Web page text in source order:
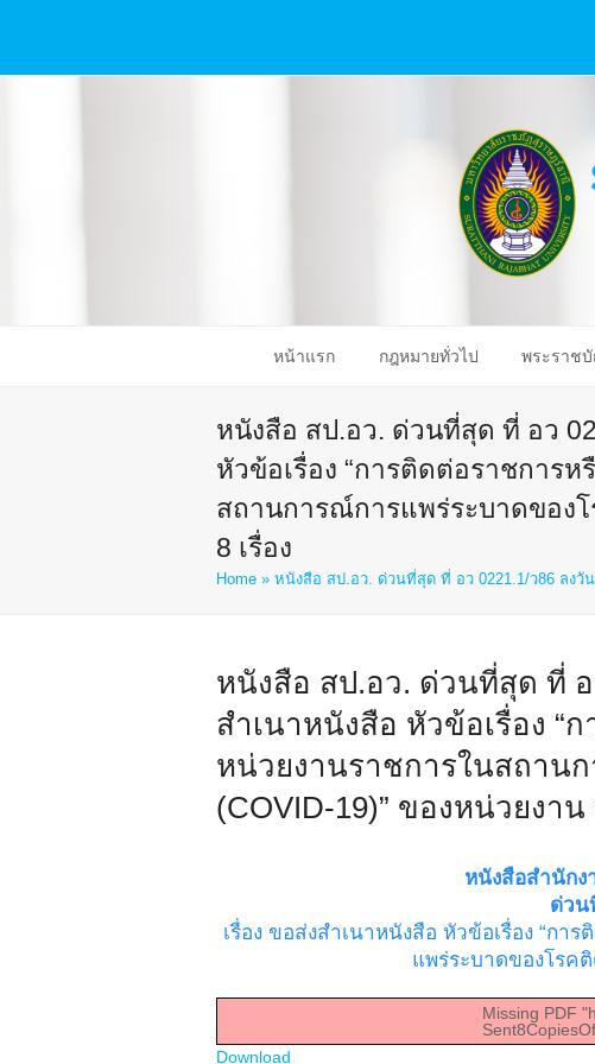
หน้าแรก กฎหมายทั่วไป พระราช
หนังสือ สป.อว. ด่วนที่สุด ที่ อว
หัวข้อเรื่อง “การติดต่อราชการ
สถานการณ์การแพร่ระบาดของโ
8 เรื่อง
Home » หนังสือ สป.อว. ด่วนที่สุด ที่ อว 0221.1/ว86 ลงวั
หนังสือ สป.อว. ด่วนที่สุด ที่ อ
สำเนาหนังสือ หัวข้อเรื่อง “
หน่วยงานราชการในสถาน
(COVID-19)” ของหน่วยงาน
หนังสือสำนักง
ด่วน
เรื่อง ขอส่งสำเนาหนังสือ หัวข้อเรื่อง “ก
แพร่ระบาดของโรค
Missing PDF
Download